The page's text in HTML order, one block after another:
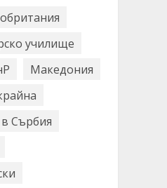
училище
Македония
Сърбия